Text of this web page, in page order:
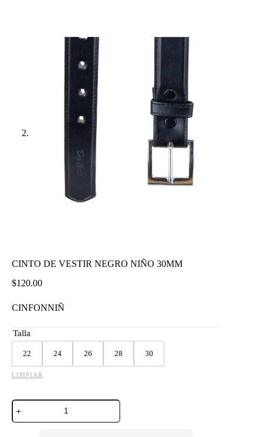
CINTO DE VESTIR NEGRO NIÑO 30MM
$120.00
CINFONNIÑ
Talla
22 24 26 28 30
LIMPIAR
CINTO
DE
VESTIR